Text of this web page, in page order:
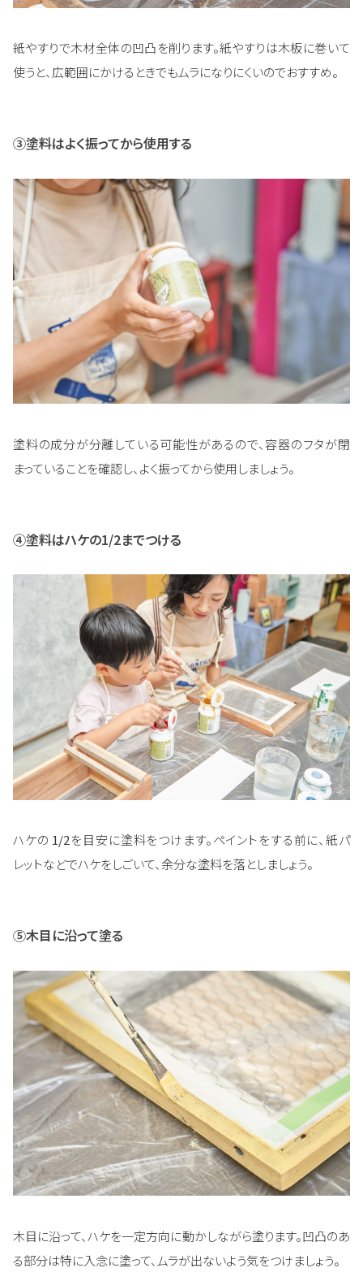
紙やすりで木材全体の凹凸を削ります。紙やすりは木板に巻いて
使うと、広範囲にかけるときでもムラになりにくいのでおすすめ。
③塗料はよく振ってから使用する
塗料の成分が分離している可能性があるので、容器のフタが閉
まっていることを確認し、よく振ってから使用しましょう。
④塗料はハケの1/2までつける
ハケの 1/2を目安に塗料をつけます。ペイントをする前に、紙パ
レットなどでハケをしごいて、余分な塗料を落としましょう。
⑤木目に沿って塗る
木目に沿って、ハケを一定方向に動かしながら塗ります。凹凸のあ
る部分は特に入念に塗って、ムラが出ないよう気をつけましょう。